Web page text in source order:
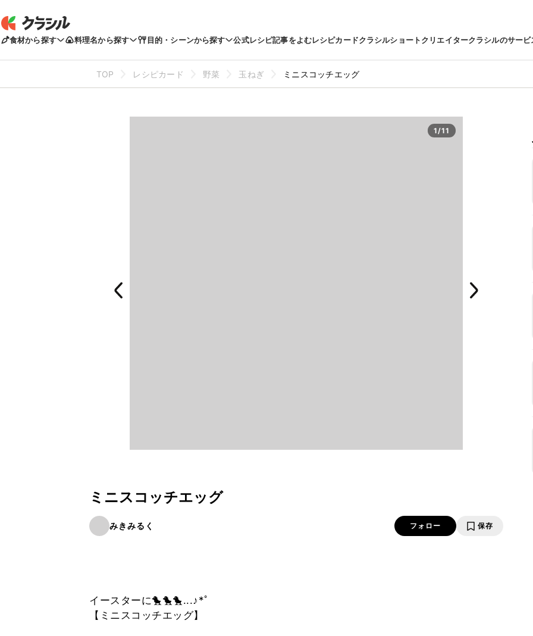
食材から探す 料理名から探す 目的・シーンから探す 公式レシピ記事をよむレシピカードクラシルショートクリエイタークラシルのサービ
TOP レシピカード 野菜 玉ねぎ ミニスコッチエッグ
1/11
ミニスコッチエッグ
みきみるく フォロー 保存
イースターに🐤🐤🐤...♪*ﾟ
【ミニスコッチエッグ】